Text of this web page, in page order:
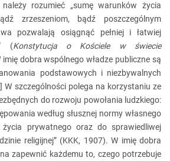
rozumieć „sumę warunków życia
zrzeszeniom, bądź poszczególnym
pozwalają osiągnąć pełniej i łatwiej
(Konstytucja o Kościele w świecie
imię dobra wspólnego władze publiczne są
podstawowych i niezbywalnych
W szczególności polega na korzystaniu ze
do rozwoju powołania ludzkiego:
według słusznej normy własnego
prywatnego oraz do sprawiedliwej
religijnej” (KKK, 1907). W imię dobra
zapewnić każdemu to, czego potrzebuje